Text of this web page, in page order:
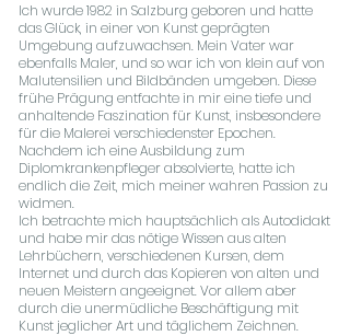
Ich wurde 1982 in Salzburg geboren und hatte
das Glück, in einer von Kunst geprägten
Umgebung aufzuwachsen. Mein Vater war
ebenfalls Maler, und so war ich von klein auf von
Malutensilien und Bildbänden umgeben. Diese
frühe Prägung entfachte in mir eine tiefe und
anhaltende Faszination für Kunst, insbesondere
für die Malerei verschiedenster Epochen.
Nachdem ich eine Ausbildung zum
Diplomkrankenpfleger absolvierte, hatte ich
endlich die Zeit, mich meiner wahren Passion zu
widmen.
Ich betrachte mich hauptsächlich als Autodidakt
und habe mir das nötige Wissen aus alten
Lehrbüchern, verschiedenen Kursen, dem
Internet und durch das Kopieren von alten und
neuen Meistern angeeignet. Vor allem aber
durch die unermüdliche Beschäftigung mit
Kunst jeglicher Art und täglichem Zeichnen.